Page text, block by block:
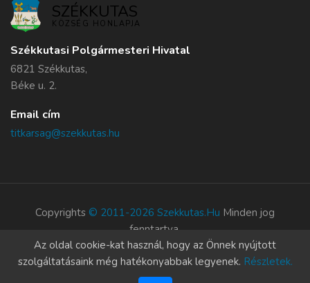
SZÉKKUTAS
KÖZSÉG HONLAPJA
Székkutasi Polgármesteri Hivatal
6821 Székkutas,
Béke u. 2.
Email cím
titkarsag@szekkutas.hu
Copyrights © 2011-2026 Szekkutas.hu Minden jog
fenntartva.
Süti szabályzat
Az oldal cookie-kat használ, hogy az Önnek nyújtott
szolgáltatásaink még hatékonyabbak legyenek. Részletek.